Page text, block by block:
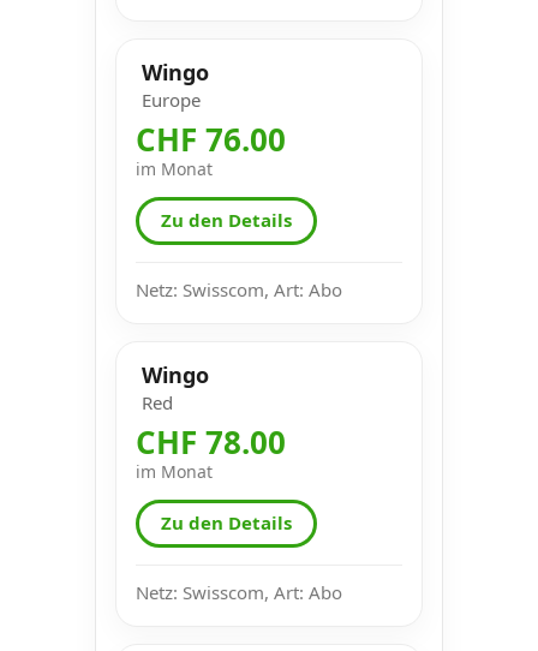
Wingo
Europe
CHF 76.00
im Monat
Zu den Details
Netz: Swisscom, Art: Abo
Wingo
Red
CHF 78.00
im Monat
Zu den Details
Netz: Swisscom, Art: Abo